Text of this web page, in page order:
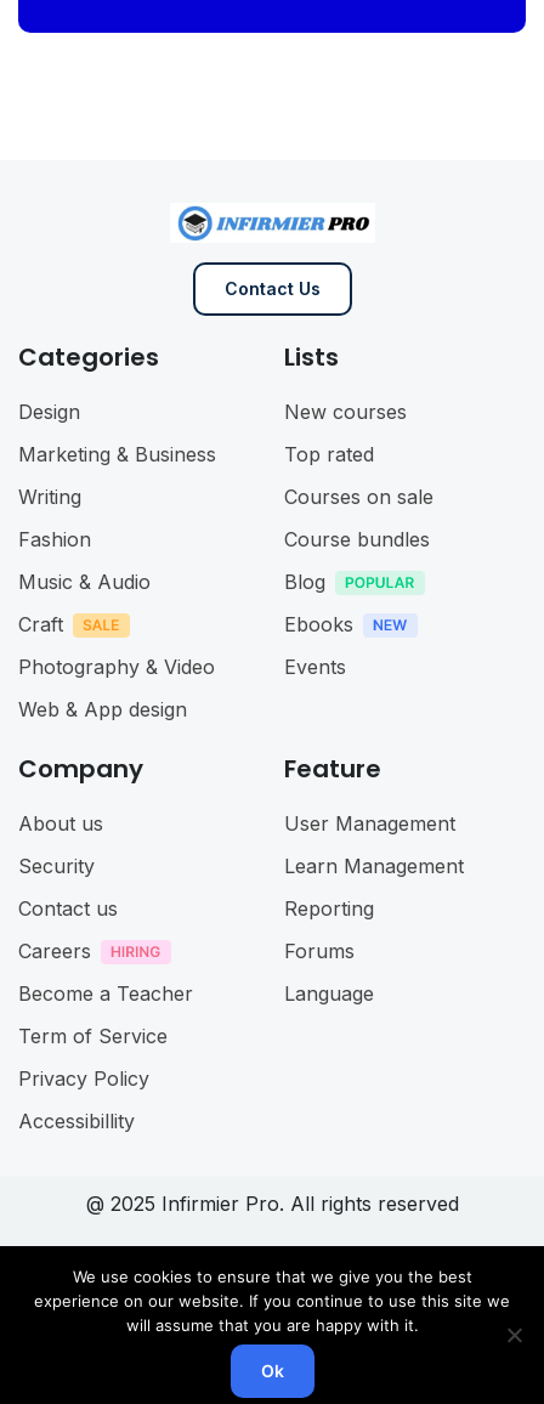
Contact Us
Categories
Design
Marketing & Business
Writing
Fashion
Music & Audio
Craft
Photography & Video
Web & App design
Lists
New courses
Top rated
Courses on sale
Course bundles
Blog
Ebooks
Events
Company
About us
Security
Contact us
Careers
Become a Teacher
Term of Service
Privacy Policy
Accessibillity
Feature
User Management
Learn Management
Reporting
Forums
Language
@ 2025 Infirmier Pro. All rights reserved
Connect with us
We use cookies to ensure that we give you the best
experience on our website. If you continue to use this site we
will assume that you are happy with it.
Ok